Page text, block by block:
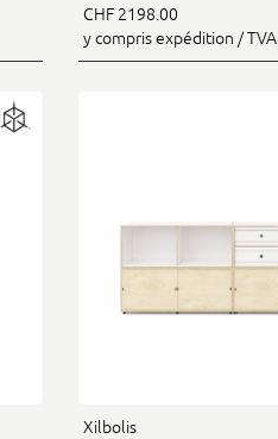
CHF 2198.00
y compris expédition / TVA
Xilbolis